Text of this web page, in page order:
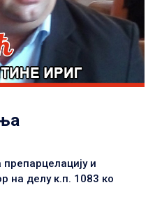
и
на делу к.п. 1083 ко